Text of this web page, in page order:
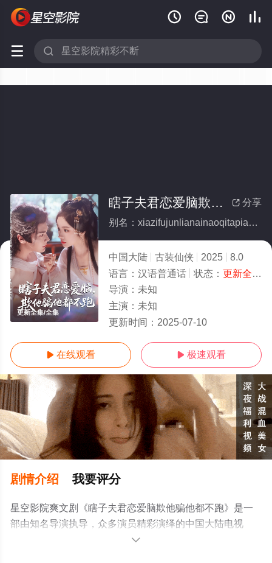
   
 
更新全集/全集
 分享
瞎子夫君恋爱脑欺他骗他都不跑(全集)
别名：xiazifujunlianainaoqitapiantadubupao
中国大陆 古装仙侠 2025
8.0
语言： 汉语普通话 状态： 更新全集
导演： 未知
主演： 未知
更新时间： 2025-07-10
 在线观看  极速观看
剧情介绍 我要评分
星空影院爽文剧《瞎子夫君恋爱脑欺他骗他都不跑》是一
部由知名导演执导，众多演员精彩演绎的中国大陆电视
剧，大结局剧情已揭晓（更新全集），手机免费观看高清
